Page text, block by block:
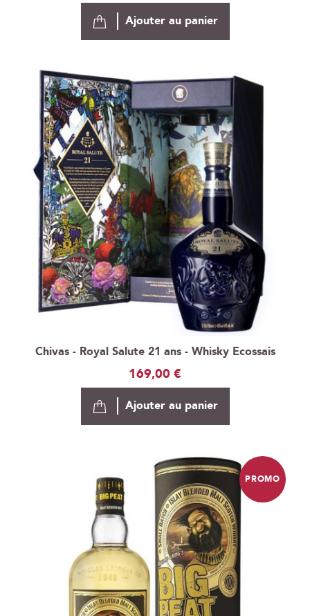
Ajouter au panier
Chivas - Royal Salute 21 ans - Whisky Ecossais
169,00 €
Ajouter au panier
PROMO